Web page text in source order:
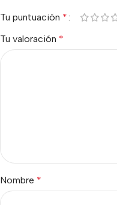
Tu puntuación *
Tu valoración *
Nombre *